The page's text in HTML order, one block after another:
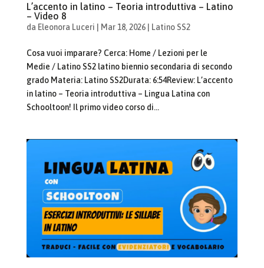
L’accento in latino – Teoria introduttiva – Latino
– Video 8
da Eleonora Luceri Mar 18, 2026| Latino SS2
Cosa vuoi imparare? Cerca: Home / Lezioni per le
Medie / Latino SS2 latino biennio secondaria di secondo
grado Materia: Latino SS2Durata: 6:54Review: L’accento
in latino – Teoria introduttiva – Lingua Latina con
Schooltoon! Il primo video corso di...